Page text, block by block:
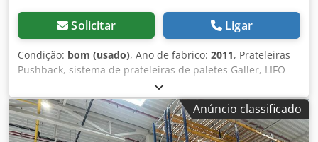
Solicitar Ligar
Condição: bom (usado), Ano de fabrico: 2011, Prateleiras
Pushback, sistema de prateleiras de paletes Galler, LIFO
Com o método LIFO, os últimos produtos a serem
armazenados são os primeiros a serem recuperados.
Especificações técnicas: Fabricante: Galler Tipo: Pushback
rack Estado: usado, bom Espaço no solo: 282 m2 Altura:
Anúncio classificado